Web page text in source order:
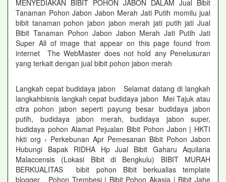
MENYEDIAKAN BIBIT POHON JABON DALAM Jual Bibit
Tanaman Pohon Jabon Jabon Merah Jati Putih momilu jual
bibit tanaman pohon jabon jabon merah jati putih jati Jual
Bibit Tanaman Pohon Jabon Jabon Merah Jati Putih Jati
Super All of image that appear on this page found from
internet The WebMaster does not hold any Penelusuran
yang terkait dengan jual bibit pohon jabon merah
Langkah cepat budidaya jabon Selamat datang di langkah
langkahbisnis langkah cepat budidaya jabon Mei Tajuk atau
citra pohon jabon seperti payung besar budidaya jabon
putih, budidaya jabon merah, budidaya jabon super,
budidaya pohon Alamat Pejualan Bibit Pohon Jabon | HKTI
hkti org › Perkebunan Apr Pemesanan Bibit Pohon Jabon
Hubungi Bapak RIDHA Hp Jual Bibit Gaharu Aquilaria
Malaccensis (Lokasi Bibit di Bengkulu) BIBIT MURAH
BERKUALITAS bibit pohon Bibit berkualias template
blogger Pohon Trembesi | Bibit Pohon Akasia | Bibit Jahe